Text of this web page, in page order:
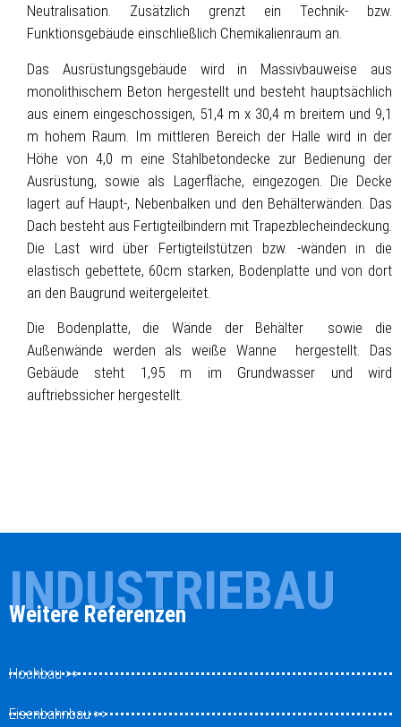
Neutralisation. Zusätzlich grenzt ein Technik- bzw.
Funktionsgebäude einschließlich Chemikalienraum an.
Das Ausrüstungsgebäude wird in Massivbauweise aus
monolithischem Beton hergestellt und besteht hauptsächlich
aus einem eingeschossigen, 51,4 m x 30,4 m breitem und 9,1
m hohem Raum. Im mittleren Bereich der Halle wird in der
Höhe von 4,0 m eine Stahlbetondecke zur Bedienung der
Ausrüstung, sowie als Lagerfläche, eingezogen. Die Decke
lagert auf Haupt-, Nebenbalken und den Behälterwänden. Das
Dach besteht aus Fertigteilbindern mit Trapezblecheindeckung.
Die Last wird über Fertigteilstützen bzw. -wänden in die
elastisch gebettete, 60cm starken, Bodenplatte und von dort
an den Baugrund weitergeleitet.
Die Bodenplatte, die Wände der Behälter sowie die
Außenwände werden als weiße Wanne hergestellt. Das
Gebäude steht 1,95 m im Grundwasser und wird
auftriebssicher hergestellt.
INDUSTRIEBAU
Weitere Referenzen
Hochbau >>
Eisenbahnbau >>